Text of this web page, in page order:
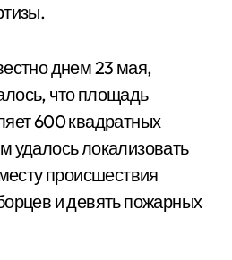
днем 23 мая,
что площадь
600 квадратных
удалось локализовать
происшествия
и девять пожарных